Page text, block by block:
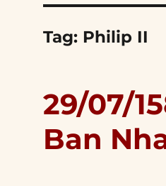
Tag: Philip II
29/07/
Ban